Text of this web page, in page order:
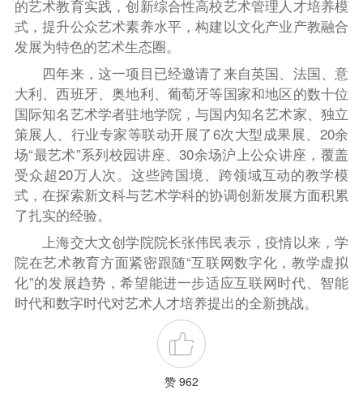
的艺术教育实践，创新综合性高校艺术管理人才培养模
式，提升公众艺术素养水平，构建以文化产业产教融合
发展为特色的艺术生态圈。
四年来，这一项目已经邀请了来自英国、法国、意
大利、西班牙、奥地利、葡萄牙等国家和地区的数十位
国际知名艺术学者驻地学院，与国内知名艺术家、独立
策展人、行业专家等联动开展了6次大型成果展、 20余
场“最艺术”系列校园讲座、30余场沪上公众讲座，覆盖
受众超20万人次。这些跨国境、跨领域互动的教学模
式，在探索新文科与艺术学科的协调创新发展方面积累
了扎实的经验。
上海交大文创学院院长张伟民表示，疫情以来，学
院在艺术教育方面紧密跟随“互联网数字化，教学虚拟
化”的发展趋势，希望能进一步适应互联网时代、智能
时代和数字时代对艺术人才培养提出的全新挑战。
赞 962